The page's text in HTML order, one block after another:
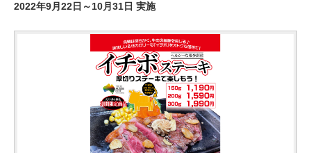
2022年9月22日～10月31日 実施